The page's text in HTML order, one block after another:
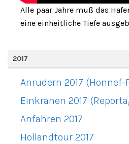
Alle paar Jahre muß das
eine einheitliche Tiefe
2017
Anrudern 2017 (Honnef-
Einkranen 2017
Anfahren 2017
Hollandtour 2017